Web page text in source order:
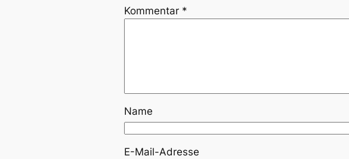
Kommentar *
Name
E-Mail-Adresse